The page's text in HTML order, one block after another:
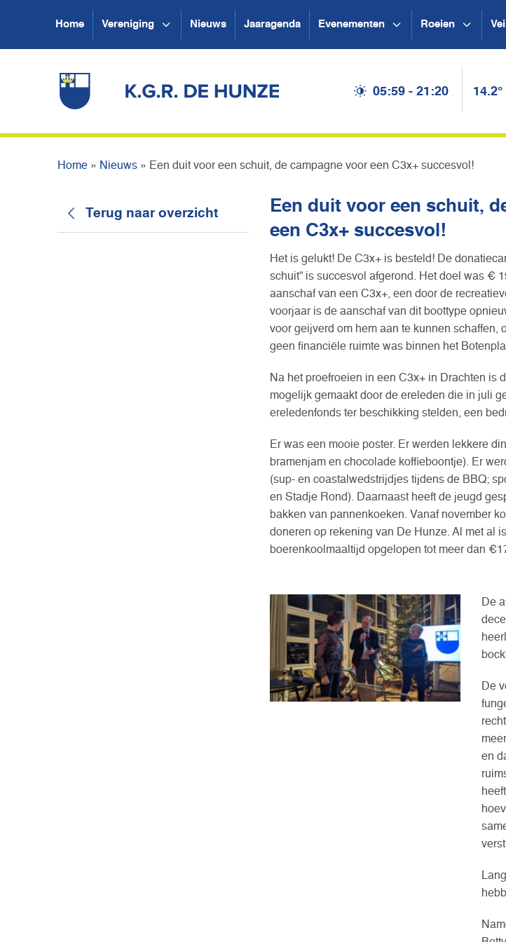
Home Vereniging Nieuws Jaaragenda Evenementen Roeien
05:59 - 21:20 14.2°
Home » Nieuws » Een duit voor een schuit, de campagne voor een C3x+ succesvol!
Terug naar overzicht
Een duit voor een schuit,
een C3x+ succesvol!
Het is gelukt! De C3x+ is besteld! De
schuit” is succesvol afgerond. Het doel was €
aanschaf van een C3x+, een door de
voorjaar is de aanschaf van dit boottype
voor geijverd om hem aan te kunnen schaffen,
geen financiële ruimte was binnen het
Na het proefroeien in een C3x+ in Drachten is
mogelijk gemaakt door de ereleden die in juli
ereledenfonds ter beschikking stelden, een
Er was een mooie poster. Er werden lekkere
bramenjam en chocolade koffieboontje). Er
(sup- en coastalwedstrijdjes tijdens de BBQ;
en Stadje Rond). Daarnaast heeft de jeugd
bakken van pannenkoeken. Vanaf november
doneren op rekening van De Hunze. Al met al
boerenkoolmaaltijd opgelopen tot meer dan
De
De
en